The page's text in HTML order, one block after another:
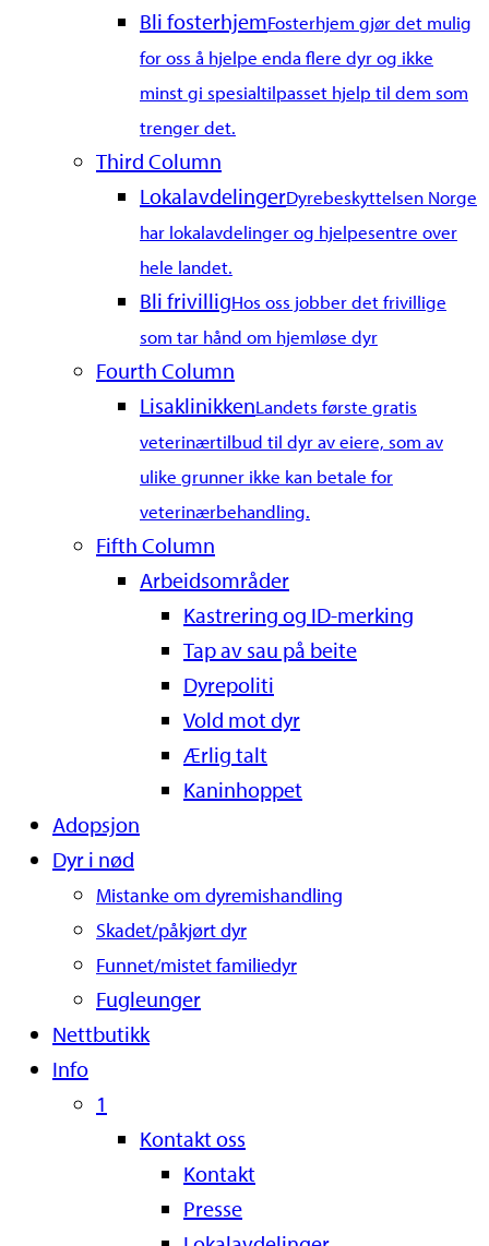
Bli fosterhjemFosterhjem gjør det mulig
for oss å hjelpe enda flere dyr og ikke
minst gi spesialtilpasset hjelp til dem som
trenger det.
Third Column
LokalavdelingerDyrebeskyttelsen Norge
har lokalavdelinger og hjelpesentre over
hele landet.
Bli frivilligHos oss jobber det frivillige
som tar hånd om hjemløse dyr
Fourth Column
LisaklinikkenLandets første gratis
veterinærtilbud til dyr av eiere, som av
ulike grunner ikke kan betale for
veterinærbehandling.
Fifth Column
Arbeidsområder
Kastrering og ID-merking
Tap av sau på beite
Dyrepoliti
Vold mot dyr
Ærlig talt
Kaninhoppet
Adopsjon
Dyr i nød
Mistanke om dyremishandling
Skadet/påkjørt dyr
Funnet/mistet familiedyr
Fugleunger
Nettbutikk
Info
1
Kontakt oss
Kontakt
Presse